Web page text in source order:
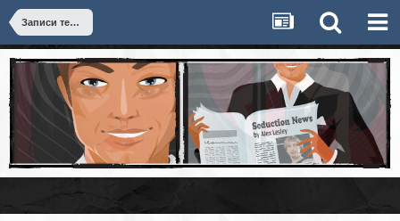
Записи телефонных разговоров с девушками